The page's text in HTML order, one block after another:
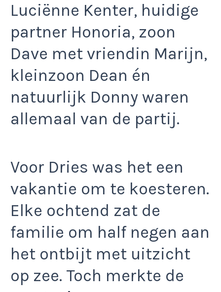
Luciënne Kenter, huidige
partner Honoria, zoon
Dave met vriendin Marijn,
kleinzoon Dean én
natuurlijk Donny waren
allemaal van de partij.
Voor Dries was het een
vakantie om te koesteren.
Elke ochtend zat de
familie om half negen aan
het ontbijt met uitzicht
op zee. Toch merkte de